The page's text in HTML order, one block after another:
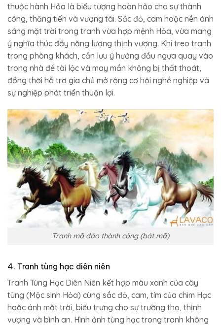
thuộc hành Hỏa là biểu tượng hoàn hảo cho sự thành
công, thăng tiến và vượng tài. Sắc đỏ, cam hoặc nền ánh
sáng mặt trời trong tranh vừa hợp mệnh Hỏa, vừa mang
ý nghĩa thúc đẩy năng lượng thịnh vượng. Khi treo tranh
trong phòng khách, cần lưu ý hướng đầu ngựa quay vào
trong nhà để tài lộc và may mắn không bị thất thoát,
đồng thời hỗ trợ gia chủ mở rộng cơ hội nghề nghiệp và
sự nghiệp phát triển thuận lợi.
Tranh mã đáo thành công (bát mã)
4. Tranh tùng hạc diên niên
Tranh Tùng Hạc Diên Niên kết hợp màu xanh của cây
tùng (Mộc sinh Hỏa) cùng sắc đỏ, cam, tím của chim Hạc
hoặc ánh mặt trời, biểu trưng cho sự trường thọ, thịnh
vượng và bình an. Hình ảnh tùng hạc trong tranh không